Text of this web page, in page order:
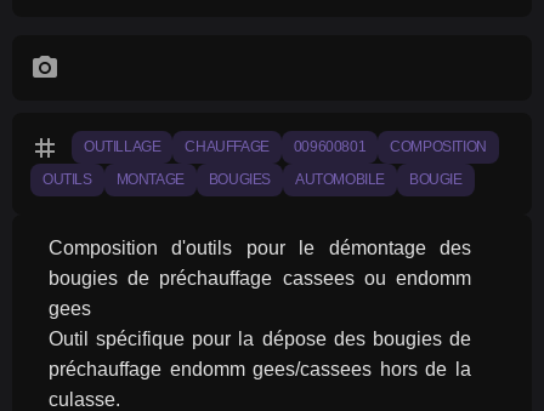
photo_camera
tag OUTILLAGE CHAUFFAGE 009600801 COMPOSITION
OUTILS MONTAGE BOUGIES AUTOMOBILE BOUGIE
Composition d'outils pour le démontage des
bougies de préchauffage cassees ou endomm
gees
Outil spécifique pour la dépose des bougies de
préchauffage endomm gees/cassees hors de la
culasse.